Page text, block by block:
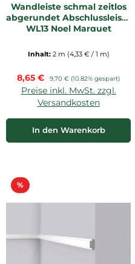
Wandleiste schmal zeitlos
abgerundet Abschlussleiste
WL13 Noel Marquet
Inhalt: 2 m (4,33 € / 1 m)
Verkaufspreis:
8,65 € Regulärer Preis:
9,70 € (10.82% gespart)
Preise inkl. MwSt. zzgl.
Versandkosten
In den Warenkorb
%Rabatt